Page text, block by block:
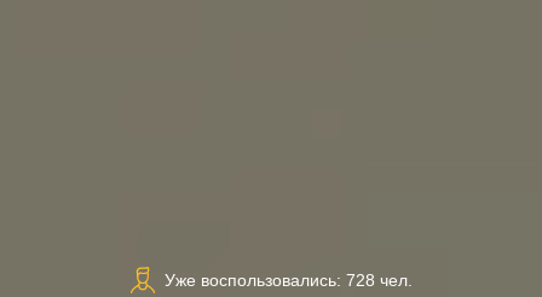
Уже воспользовались: 728 чел.